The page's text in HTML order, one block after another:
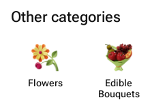
Other categories
Flowers
Edible
Bouquets